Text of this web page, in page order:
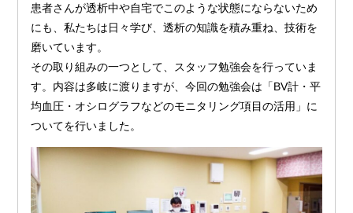
患者さんが透析中や自宅でこのような状態にならないため
にも、私たちは日々学び、透析の知識を積み重ね、技術を
磨いています。
その取り組みの一つとして、スタッフ勉強会を行っていま
す。内容は多岐に渡りますが、今回の勉強会は「BV計・平
均血圧・オシログラフなどのモニタリング項目の活用」に
ついてを行いました。